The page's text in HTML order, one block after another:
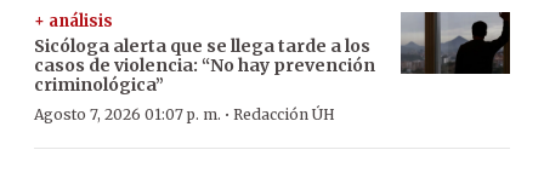
+ análisis
Sicóloga alerta que se llega tarde a los
casos de violencia: “No hay prevención
criminológica”
Agosto 7, 2026 01:07 p. m. · Redacción ÚH